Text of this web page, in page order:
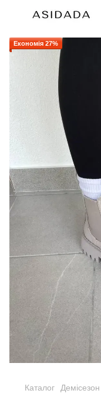
Економія 27%
Каталог Демісезон